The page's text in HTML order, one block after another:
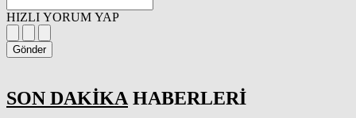
HIZLI YORUM YAP
Gönder
SON DAKİKA HABERLERİ